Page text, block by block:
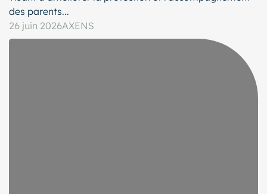
des parents...
26 juin 2026AXENS